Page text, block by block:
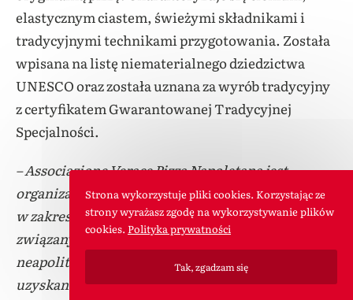
elastycznym ciastem, świeżymi składnikami i
tradycyjnymi technikami przygotowania. Została
wpisana na listę niematerialnego dziedzictwa
UNESCO oraz została uznana za wyrób tradycyjny
z certyfikatem Gwarantowanej Tradycyjnej
Specjalności.
– Associazione Verace Pizza Napoletana jest
organizacją, która nadzoruje i certyfikuje pizzerie
w zakresie przestrzegania standardów i tradycji,
związanych z przygotowaniem pizzy
neapolitańskiej. Restauracje starające się o
uzyskanie certyfikatu, muszą przestrzegać
Strona wykorzystuje pliki cookies. Korzystając ze
strony wyrażasz zgodę na wykorzystywanie plików
cookies. Polityka prywatności
Tak, zgadzam się